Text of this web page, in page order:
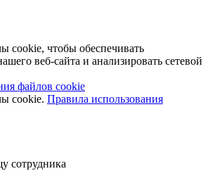
cookie, чтобы обеспечивать
веб-сайта и анализировать сетевой
файлов cookie
cookie. Правила использования
сотрудника